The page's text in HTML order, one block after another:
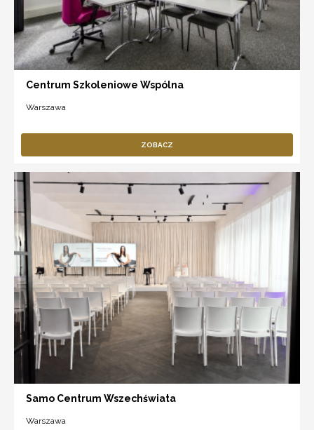
Centrum Szkoleniowe Wspólna
Warszawa
ZOBACZ
Samo Centrum Wszechświata
Warszawa